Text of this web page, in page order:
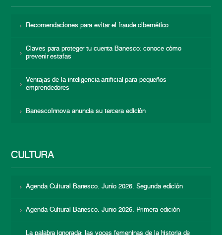
Recomendaciones para evitar el fraude cibernético
Claves para proteger tu cuenta Banesco: conoce cómo
prevenir estafas
Ventajas de la inteligencia artificial para pequeños
emprendedores
BanescoInnova anuncia su tercera edición
CULTURA
Agenda Cultural Banesco. Junio 2026. Segunda edición
Agenda Cultural Banesco. Junio 2026. Primera edición
La palabra ignorada: las voces femeninas de la historia de